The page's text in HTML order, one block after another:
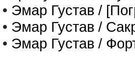
• Эмар Густав /
• Эмар Густав /
• Эмар Густав /